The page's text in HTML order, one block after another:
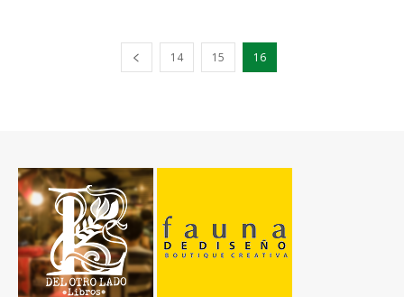
14 15 16